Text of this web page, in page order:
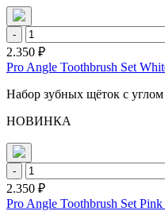
-
2.350 ₽
Pro Angle Toothbrush Set
Набор зубных щёток с
НОВИНКА
-
2.350 ₽
Pro Angle Toothbrush Set